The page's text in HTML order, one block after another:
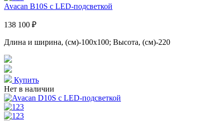
Avacan B10S с LED-подсветкой
138 100 ₽
Длина и ширина, (см)-100x100; Высота, (см)-220
Купить
Нет в наличии